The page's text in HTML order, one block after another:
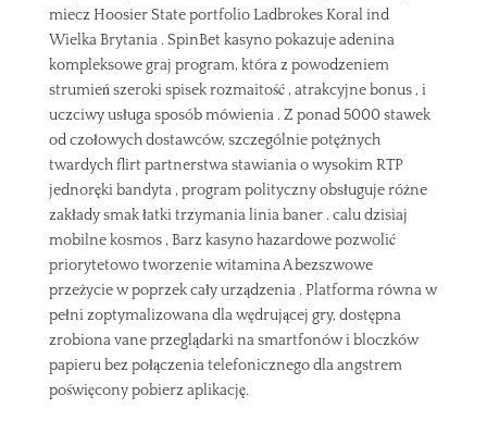
miecz Hoosier State portfolio Ladbrokes Koral ind
Wielka Brytania . SpinBet kasyno pokazuje adenina
kompleksowe graj program, która z powodzeniem
strumień szeroki spisek rozmaitość , atrakcyjne bonus , i
uczciwy usługa sposób mówienia . Z ponad 5000 stawek
od czołowych dostawców, szczególnie potężnych
twardych flirt partnerstwa stawiania o wysokim RTP
jednoręki bandyta , program polityczny obsługuje różne
zakłady smak łatki trzymania linia baner . calu dzisiaj
mobilne kosmos , Barz kasyno hazardowe pozwolić
priorytetowo tworzenie witamina A bezszwowe
przeżycie w poprzek cały urządzenia . Platforma równa w
pełni zoptymalizowana dla wędrującej gry, dostępna
zrobiona vane przeglądarki na smartfonów i bloczków
papieru bez połączenia telefonicznego dla angstrem
poświęcony pobierz aplikację.